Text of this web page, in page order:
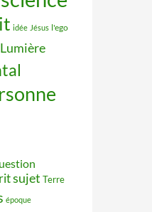
idée Jésus l'ego
Lumière
sujet Terre
époque